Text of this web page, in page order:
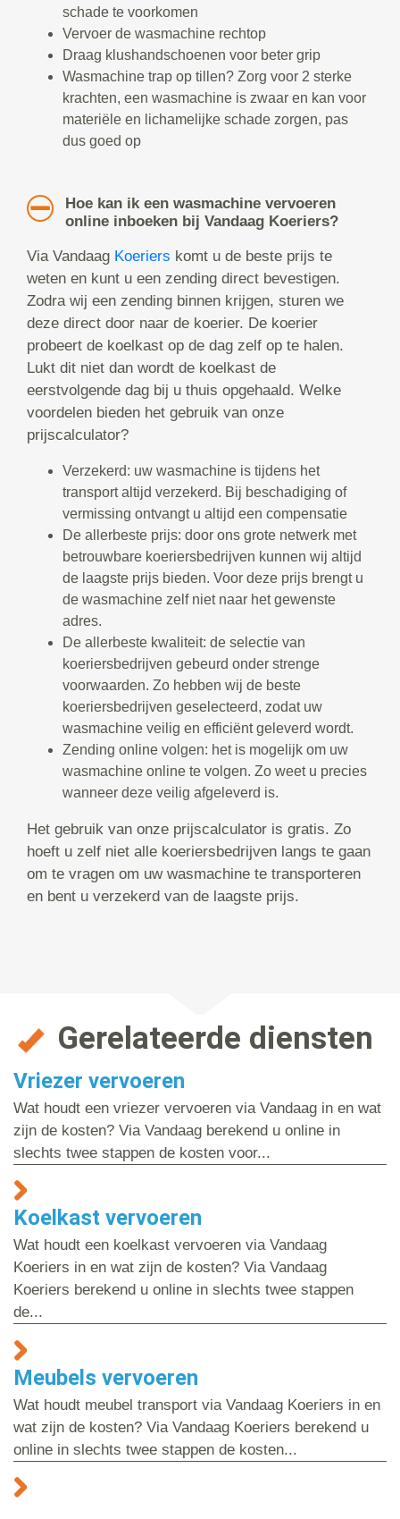
schade te voorkomen
Vervoer de wasmachine rechtop
Draag klushandschoenen voor beter grip
Wasmachine trap op tillen? Zorg voor 2 sterke
krachten, een wasmachine is zwaar en kan voor
materiële en lichamelijke schade zorgen, pas
dus goed op
Hoe kan ik een wasmachine vervoeren
online inboeken bij Vandaag Koeriers?
Via Vandaag Koeriers komt u de beste prijs te
weten en kunt u een zending direct bevestigen.
Zodra wij een zending binnen krijgen, sturen we
deze direct door naar de koerier. De koerier
probeert de koelkast op de dag zelf op te halen.
Lukt dit niet dan wordt de koelkast de
eerstvolgende dag bij u thuis opgehaald. Welke
voordelen bieden het gebruik van onze
prijscalculator?
Verzekerd: uw wasmachine is tijdens het
transport altijd verzekerd. Bij beschadiging of
vermissing ontvangt u altijd een compensatie
De allerbeste prijs: door ons grote netwerk met
betrouwbare koeriersbedrijven kunnen wij altijd
de laagste prijs bieden. Voor deze prijs brengt u
de wasmachine zelf niet naar het gewenste
adres.
De allerbeste kwaliteit: de selectie van
koeriersbedrijven gebeurd onder strenge
voorwaarden. Zo hebben wij de beste
koeriersbedrijven geselecteerd, zodat uw
wasmachine veilig en efficiënt geleverd wordt.
Zending online volgen: het is mogelijk om uw
wasmachine online te volgen. Zo weet u precies
wanneer deze veilig afgeleverd is.
Het gebruik van onze prijscalculator is gratis. Zo
hoeft u zelf niet alle koeriersbedrijven langs te gaan
om te vragen om uw wasmachine te transporteren
en bent u verzekerd van de laagste prijs.
Gerelateerde diensten
Vriezer vervoeren
Wat houdt een vriezer vervoeren via Vandaag in en wat
zijn de kosten? Via Vandaag berekend u online in
slechts twee stappen de kosten voor...
Koelkast vervoeren
Wat houdt een koelkast vervoeren via Vandaag
Koeriers in en wat zijn de kosten? Via Vandaag
Koeriers berekend u online in slechts twee stappen
de...
Meubels vervoeren
Wat houdt meubel transport via Vandaag Koeriers in en
wat zijn de kosten? Via Vandaag Koeriers berekend u
online in slechts twee stappen de kosten...